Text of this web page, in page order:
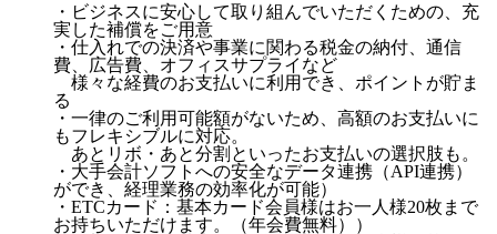
・ビジネスに安心して取り組んでいただくための、充
実した補償をご用意
・仕入れでの決済や事業に関わる税金の納付、通信
費、広告費、オフィスサプライなど
様々な経費のお支払いに利用でき、ポイントが貯ま
る
・一律のご利用可能額がないため、高額のお支払いに
もフレキシブルに対応。
あとリボ・あと分割といったお支払いの選択肢も。
・大手会計ソフトへの安全なデータ連携（API連携）
ができ、経理業務の効率化が可能）
・ETCカード：基本カード会員様はお一人様20枚まで
お持ちいただけます。（年会費無料））